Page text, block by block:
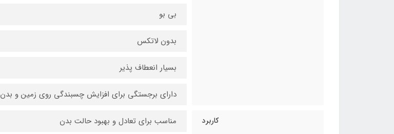
بی بو
بدون لاتکس
بسیار انعطاف پذیر
دارای برجستگی برای افزایش چسبندگی روی زمین و بدن
کاربرد مناسب برای تعادل و بهبود حالت بدن